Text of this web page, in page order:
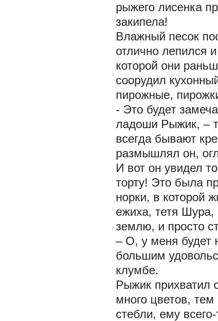
рыжего лисенка
закипела!
Влажный песок
отлично лепился
которой они
соорудил
пирожные,
- Это будет
ладоши Рыжик, –
всегда бывают
размышлял он,
И вот он увидел
торту! Это была
норки, в которой
ежиха, тетя
землю, и просто
– О, у меня будет
большим
клумбе.
Рыжик прихватил
много цветов,
стебли, ему